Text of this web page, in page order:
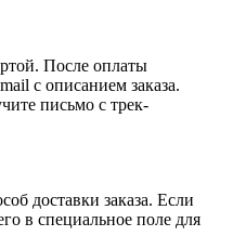
После оплаты
с описанием заказа.
письмо с трек-
доставки заказа. Если
в специальное поле для